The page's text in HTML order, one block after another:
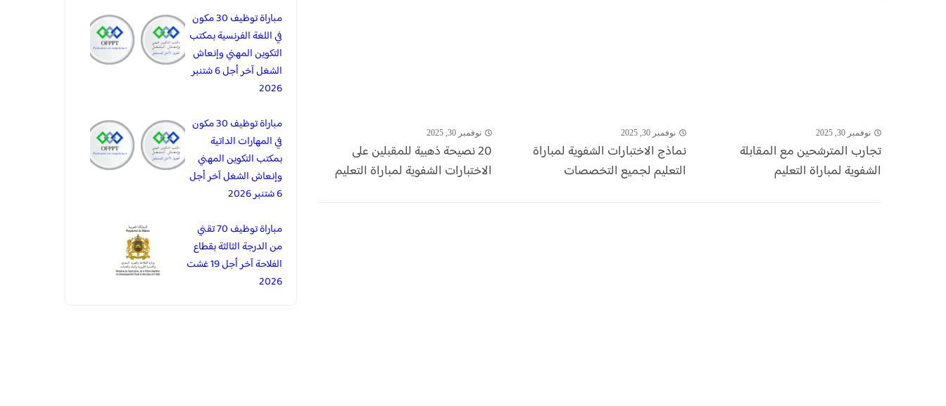
نوفمبر 30, 2025
تجارب المترشحين مع المقابلة
الشفوية لمباراة التعليم
نوفمبر 30, 2025
نماذج الاختبارات الشفوية لمباراة
التعليم لجميع التخصصات
نوفمبر 30, 2025
20 نصيحة ذهبية للمقبلين على
الاختبارات الشفوية لمباراة التعليم
مباراة توظيف 30 مكون
في اللغة الفرنسية بمكتب
التكوين المهني وإنعاش
الشغل آخر أجل 6 شتنبر
2026
مباراة توظيف 30 مكون
في المهارات الداتية
بمكتب التكوين المهني
وإنعاش الشغل آخر أجل
6 شتنبر 2026
مباراة توظيف 70 تقني
من الدرجة الثالثة بقطاع
الفلاحة آخر أجل 19 غشت
2026